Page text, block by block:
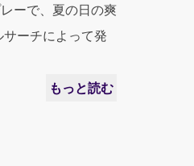
ーで、夏の日の爽
ーチによって発
もっと読む